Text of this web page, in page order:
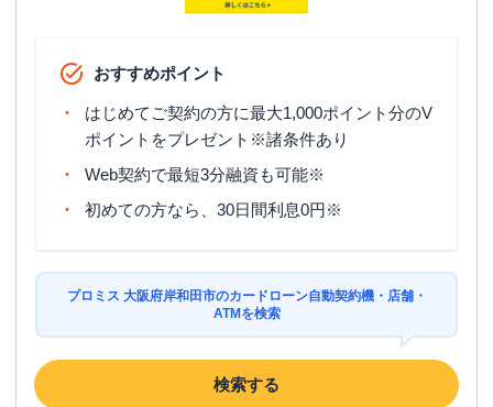
おすすめポイント
はじめてご契約の方に最大1,000ポイント分のV
ポイントをプレゼント※諸条件あり
Web契約で最短3分融資も可能※
初めての方なら、30日間利息0円※
プロミス 大阪府岸和田市のカードローン自動契約機・店舗・
ATMを検索
検索する